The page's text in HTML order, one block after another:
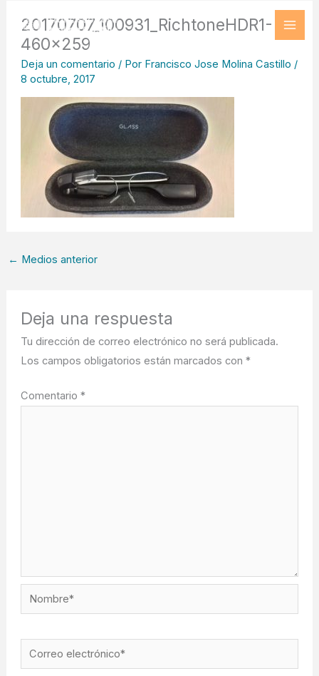
contenido
20170707_100931_RichtoneHDR1-
460×259
Deja un comentario / Por Francisco Jose Molina Castillo /
8 octubre, 2017
← Medios anterior
Deja una respuesta
Tu dirección de correo electrónico no será publicada.
Los campos obligatorios están marcados con *
Comentario *
Nombre*
Correo
electrónico*